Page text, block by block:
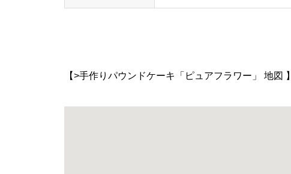
【>手作りパウンドケーキ「ピュアフラワー」 地図 】